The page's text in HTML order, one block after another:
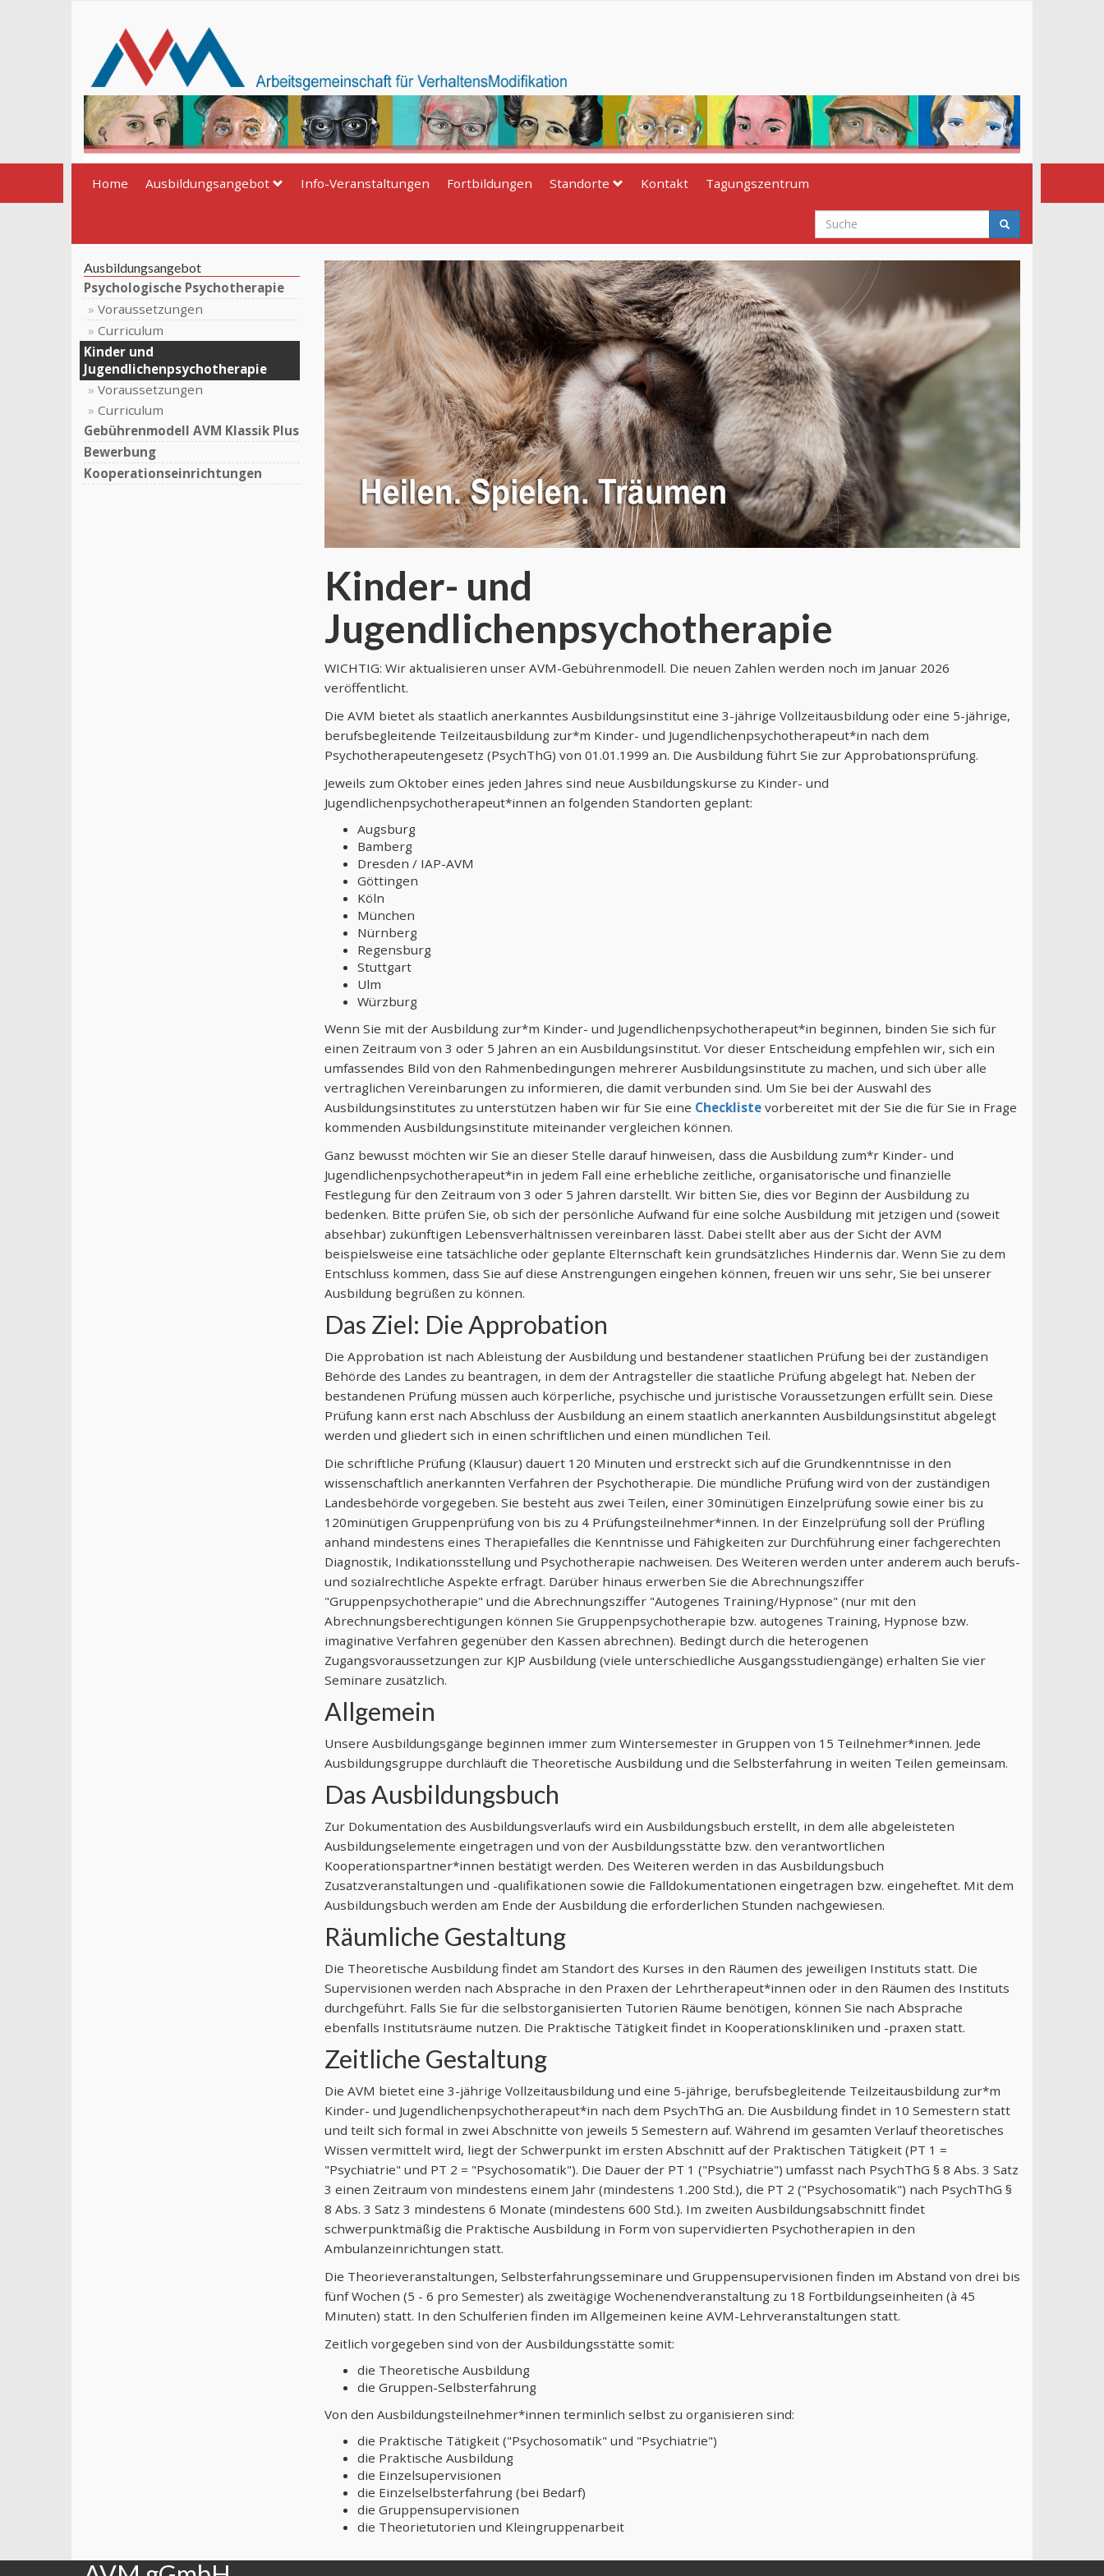
Home Ausbildungsangebot Info-Veranstaltungen Fortbildungen Standorte Kontakt Tagungszentrum
Suchformular
Suche
Ausbildungsangebot
Psychologische Psychotherapie
Voraussetzungen
Curriculum
Kinder und
Jugendlichenpsychotherapie
Voraussetzungen
Curriculum
Gebührenmodell AVM Klassik Plus
Bewerbung
Kooperationseinrichtungen
Kinder- und
Jugendlichenpsychotherapie
WICHTIG: Wir aktualisieren unser AVM-Gebührenmodell. Die neuen Zahlen werden noch im Januar 2026
veröffentlicht.
Die AVM bietet als staatlich anerkanntes Ausbildungsinstitut eine 3-jährige Vollzeitausbildung oder eine 5-jährige,
berufsbegleitende Teilzeitausbildung zur*m Kinder- und Jugendlichenpsychotherapeut*in nach dem
Psychotherapeutengesetz (PsychThG) von 01.01.1999 an. Die Ausbildung führt Sie zur Approbationsprüfung.
Jeweils zum Oktober eines jeden Jahres sind neue Ausbildungskurse zu Kinder- und
Jugendlichenpsychotherapeut*innen an folgenden Standorten geplant:
Augsburg
Bamberg
Dresden / IAP-AVM
Göttingen
Köln
München
Nürnberg
Regensburg
Stuttgart
Ulm
Würzburg
Wenn Sie mit der Ausbildung zur*m Kinder- und Jugendlichenpsychotherapeut*in beginnen, binden Sie sich für
einen Zeitraum von 3 oder 5 Jahren an ein Ausbildungsinstitut. Vor dieser Entscheidung empfehlen wir, sich ein
umfassendes Bild von den Rahmenbedingungen mehrerer Ausbildungsinstitute zu machen, und sich über alle
vertraglichen Vereinbarungen zu informieren, die damit verbunden sind. Um Sie bei der Auswahl des
Ausbildungsinstitutes zu unterstützen haben wir für Sie eine Checklistevorbereitet mit der Sie die für Sie in Frage
kommenden Ausbildungsinstitute miteinander vergleichen können.
Ganz bewusst möchten wir Sie an dieser Stelle darauf hinweisen, dass die Ausbildung zum*r Kinder- und
Jugendlichenpsychotherapeut*in in jedem Fall eine erhebliche zeitliche, organisatorische und finanzielle
Festlegung für den Zeitraum von 3 oder 5 Jahren darstellt. Wir bitten Sie, dies vor Beginn der Ausbildung zu
bedenken. Bitte prüfen Sie, ob sich der persönliche Aufwand für eine solche Ausbildung mit jetzigen und (soweit
absehbar) zukünftigen Lebensverhältnissen vereinbaren lässt. Dabei stellt aber aus der Sicht der AVM
beispielsweise eine tatsächliche oder geplante Elternschaft kein grundsätzliches Hindernis dar. Wenn Sie zu dem
Entschluss kommen, dass Sie auf diese Anstrengungen eingehen können, freuen wir uns sehr, Sie bei unserer
Ausbildung begrüßen zu können.
Das Ziel: Die Approbation
Die Approbation ist nach Ableistung der Ausbildung und bestandener staatlichen Prüfung bei der zuständigen
Behörde des Landes zu beantragen, in dem der Antragsteller die staatliche Prüfung abgelegt hat. Neben der
bestandenen Prüfung müssen auch körperliche, psychische und juristische Voraussetzungen erfüllt sein. Diese
Prüfung kann erst nach Abschluss der Ausbildung an einem staatlich anerkannten Ausbildungsinstitut abgelegt
werden und gliedert sich in einen schriftlichen und einen mündlichen Teil.
Die schriftliche Prüfung (Klausur) dauert 120 Minuten und erstreckt sich auf die Grundkenntnisse in den
wissenschaftlich anerkannten Verfahren der Psychotherapie. Die mündliche Prüfung wird von der zuständigen
Landesbehörde vorgegeben. Sie besteht aus zwei Teilen, einer 30minütigen Einzelprüfung sowie einer bis zu
120minütigen Gruppenprüfung von bis zu 4 Prüfungsteilnehmer*innen. In der Einzelprüfung soll der Prüfling
anhand mindestens eines Therapiefalles die Kenntnisse und Fähigkeiten zur Durchführung einer fachgerechten
Diagnostik, Indikationsstellung und Psychotherapie nachweisen. Des Weiteren werden unter anderem auch berufs-
und sozialrechtliche Aspekte erfragt. Darüber hinaus erwerben Sie die Abrechnungsziffer
"Gruppenpsychotherapie" und die Abrechnungsziffer "Autogenes Training/Hypnose" (nur mit den
Abrechnungsberechtigungen können Sie Gruppenpsychotherapie bzw. autogenes Training, Hypnose bzw.
imaginative Verfahren gegenüber den Kassen abrechnen). Bedingt durch die heterogenen
Zugangsvoraussetzungen zur KJP Ausbildung (viele unterschiedliche Ausgangsstudiengänge) erhalten Sie vier
Seminare zusätzlich.
Allgemein
Unsere Ausbildungsgänge beginnen immer zum Wintersemester in Gruppen von 15 Teilnehmer*innen. Jede
Ausbildungsgruppe durchläuft die Theoretische Ausbildung und die Selbsterfahrung in weiten Teilen gemeinsam.
Das Ausbildungsbuch
Zur Dokumentation des Ausbildungsverlaufs wird ein Ausbildungsbuch erstellt, in dem alle abgeleisteten
Ausbildungselemente eingetragen und von der Ausbildungsstätte bzw. den verantwortlichen
Kooperationspartner*innen bestätigt werden. Des Weiteren werden in das Ausbildungsbuch
Zusatzveranstaltungen und -qualifikationen sowie die Falldokumentationen eingetragen bzw. eingeheftet. Mit dem
Ausbildungsbuch werden am Ende der Ausbildung die erforderlichen Stunden nachgewiesen.
Räumliche Gestaltung
Die Theoretische Ausbildung findet am Standort des Kurses in den Räumen des jeweiligen Instituts statt. Die
Supervisionen werden nach Absprache in den Praxen der Lehrtherapeut*innen oder in den Räumen des Instituts
durchgeführt. Falls Sie für die selbstorganisierten Tutorien Räume benötigen, können Sie nach Absprache
ebenfalls Institutsräume nutzen. Die Praktische Tätigkeit findet in Kooperationskliniken und -praxen statt.
Zeitliche Gestaltung
Die AVM bietet eine 3-jährige Vollzeitausbildung und eine 5-jährige, berufsbegleitende Teilzeitausbildung zur*m
Kinder- und Jugendlichenpsychotherapeut*in nach dem PsychThG an. Die Ausbildung findet in 10 Semestern statt
und teilt sich formal in zwei Abschnitte von jeweils 5 Semestern auf. Während im gesamten Verlauf theoretisches
Wissen vermittelt wird, liegt der Schwerpunkt im ersten Abschnitt auf der Praktischen Tätigkeit (PT 1 =
"Psychiatrie" und PT 2 = "Psychosomatik"). Die Dauer der PT 1 ("Psychiatrie") umfasst nach PsychThG § 8 Abs. 3 Satz
3 einen Zeitraum von mindestens einem Jahr (mindestens 1.200 Std.), die PT 2 ("Psychosomatik") nach PsychThG §
8 Abs. 3 Satz 3 mindestens 6 Monate (mindestens 600 Std.). Im zweiten Ausbildungsabschnitt findet
schwerpunktmäßig die Praktische Ausbildung in Form von supervidierten Psychotherapien in den
Ambulanzeinrichtungen statt.
Die Theorieveranstaltungen, Selbsterfahrungsseminare und Gruppensupervisionen finden im Abstand von drei bis
fünf Wochen (5 - 6 pro Semester) als zweitägige Wochenendveranstaltung zu 18 Fortbildungseinheiten (à 45
Minuten) statt. In den Schulferien finden im Allgemeinen keine AVM-Lehrveranstaltungen statt.
Zeitlich vorgegeben sind von der Ausbildungsstätte somit:
die Theoretische Ausbildung
die Gruppen-Selbsterfahrung
Von den Ausbildungsteilnehmer*innen terminlich selbst zu organisieren sind:
die Praktische Tätigkeit ("Psychosomatik" und "Psychiatrie")
die Praktische Ausbildung
die Einzelsupervisionen
die Einzelselbsterfahrung (bei Bedarf)
die Gruppensupervisionen
die Theorietutorien und Kleingruppenarbeit